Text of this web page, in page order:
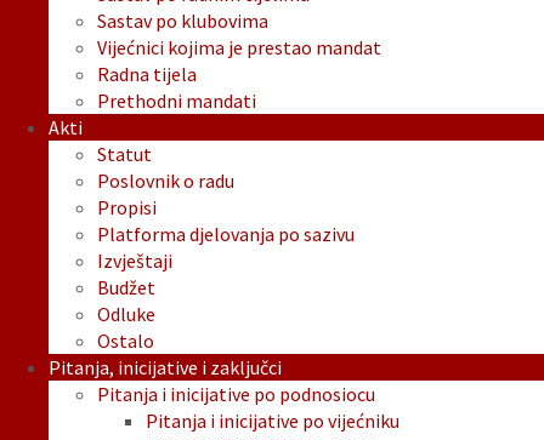
Sastav po klubovima
Vijećnici kojima je prestao mandat
Radna tijela
Prethodni mandati
Akti
Statut
Poslovnik o radu
Propisi
Platforma djelovanja po sazivu
Izvještaji
Budžet
Odluke
Ostalo
Pitanja, inicijative i zaključci
Pitanja i inicijative po podnosiocu
Pitanja i inicijative po vijećniku